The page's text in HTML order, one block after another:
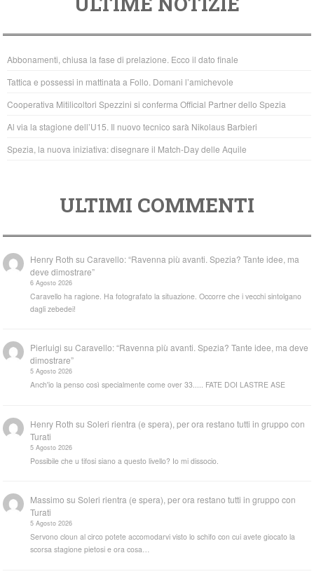
e
b
o
o
k
er
at
s
A
p
p
Abbonamenti, chiusa la fase di prelazione. Ecco il dato finale
Tattica e possessi in mattinata a Follo. Domani l’amichevole
Cooperativa Mitilicoltori Spezzini si conferma Official Partner dello Spezia
Al via la stagione dell’U15. Il nuovo tecnico sarà Nikolaus Barbieri
Spezia, la nuova iniziativa: disegnare il Match-Day delle Aquile
ULTIMI COMMENTI
Henry Roth suCaravello: “Ravenna più avanti. Spezia? Tante idee, ma
deve dimostrare”
6 Agosto 2026
Caravello ha ragione. Ha fotografato la situazione. Occorre che i vecchi sintolgano
dagli zebedei!
Pierluigi suCaravello: “Ravenna più avanti. Spezia? Tante idee, ma deve
dimostrare”
5 Agosto 2026
Anch'io la penso così specialmente come over 33..... FATE DOI LASTRE ASE
Henry Roth suSoleri rientra (e spera), per ora restano tutti in gruppo con
Turati
5 Agosto 2026
Possibile che u tifosi siano a questo livello? Io mi dissocio.
Massimo suSoleri rientra (e spera), per ora restano tutti in gruppo con
Turati
5 Agosto 2026
Servono cloun al circo potete accomodarvi visto lo schifo con cui avete giocato la
scorsa stagione pietosi e ora cosa…